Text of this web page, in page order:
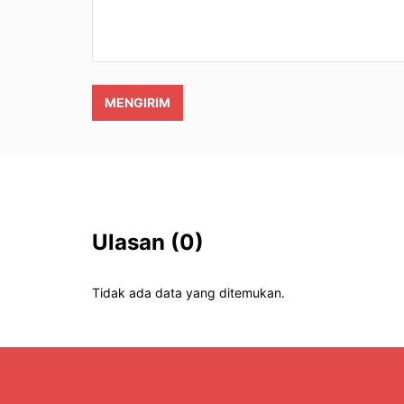
MENGIRIM
Ulasan (0)
Tidak ada data yang ditemukan.